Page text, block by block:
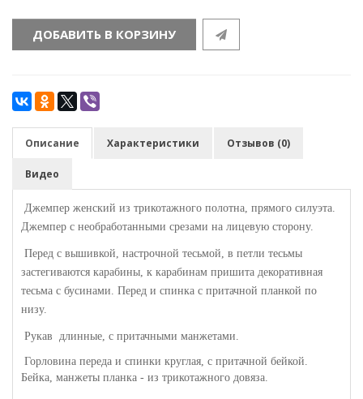
ДОБАВИТЬ В КОРЗИНУ
Описание Характеристики Отзывов (0)
Видео
Джемпер женский из трикотажного полотна, прямого силуэта.
Джемпер с необработанными срезами на лицевую сторону.
Перед с вышивкой, настрочной тесьмой, в петли тесьмы
застегиваются карабины, к карабинам пришита декоративная
тесьма с бусинами. Перед и спинка с притачной планкой по
низу.
Рукав длинные, с притачными манжетами.
Горловина переда и спинки круглая, с притачной бейкой.
Бейка, манжеты планка - из трикотажного довяза.